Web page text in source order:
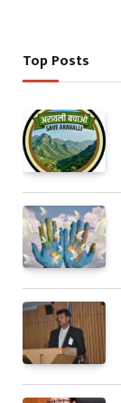
Top Posts